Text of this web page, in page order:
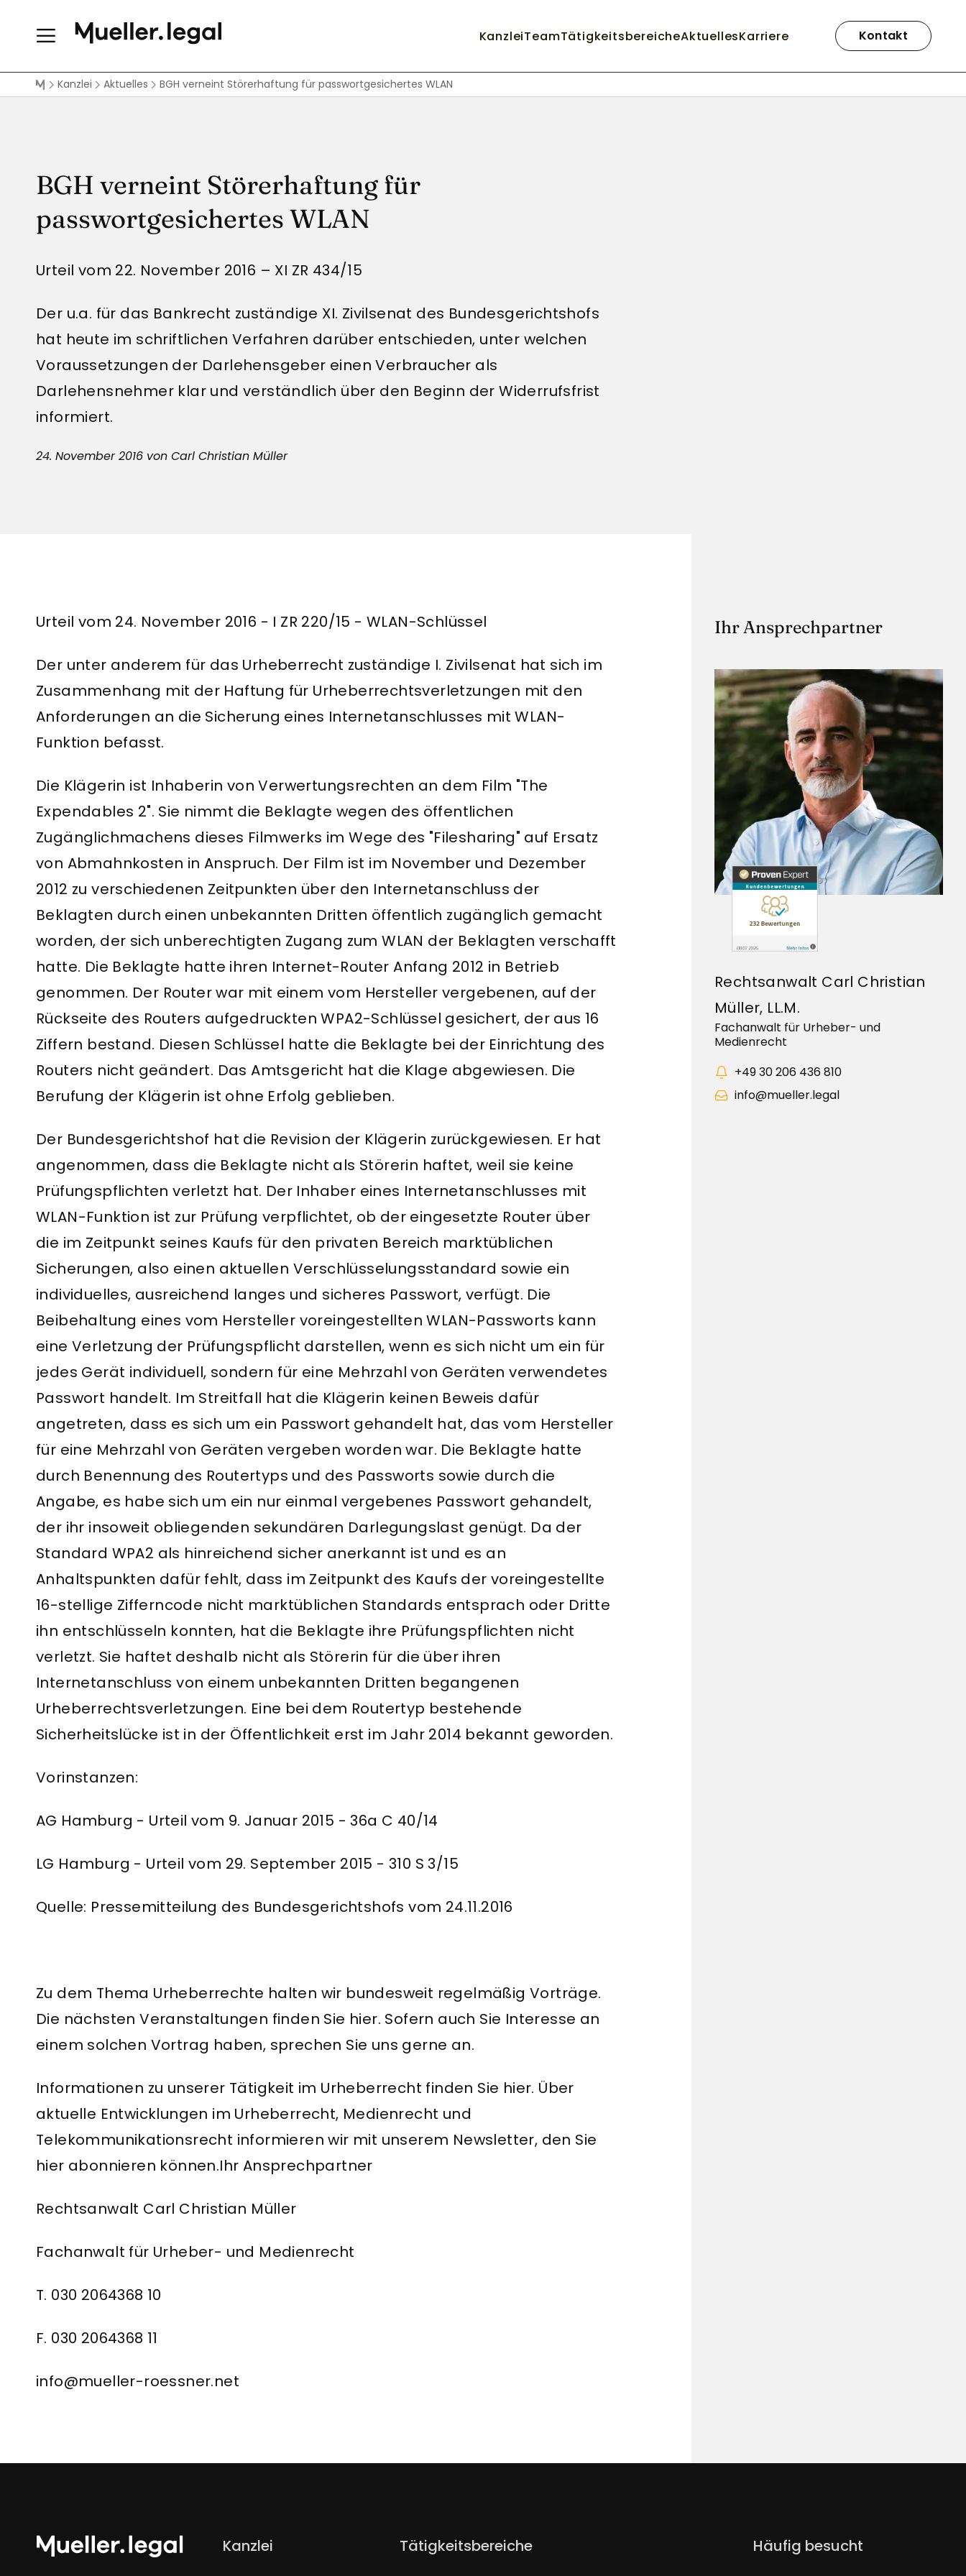
überspringen
KanzleiTeamTätigkeitsbereicheAktuellesKarriere Kontakt
Kanzlei Aktuelles BGH verneint Störerhaftung für passwortgesichertes WLAN
BGH verneint Störerhaftung für
passwortgesichertes WLAN
Urteil vom 22. November 2016 – XI ZR 434/15
Der u.a. für das Bankrecht zuständige XI. Zivilsenat des Bundesgerichtshofs
hat heute im schriftlichen Verfahren darüber entschieden, unter welchen
Voraussetzungen der Darlehensgeber einen Verbraucher als
Darlehensnehmer klar und verständlich über den Beginn der Widerrufsfrist
informiert.
24. November 2016 von Carl Christian Müller
Urteil vom 24. November 2016 - I ZR 220/15 - WLAN-Schlüssel
Der unter anderem für das Urheberrecht zuständige I. Zivilsenat hat sich im
Zusammenhang mit der Haftung für Urheberrechtsverletzungen mit den
Anforderungen an die Sicherung eines Internetanschlusses mit WLAN-
Funktion befasst.
Die Klägerin ist Inhaberin von Verwertungsrechten an dem Film "The
Expendables 2". Sie nimmt die Beklagte wegen des öffentlichen
Zugänglichmachens dieses Filmwerks im Wege des "Filesharing" auf Ersatz
von Abmahnkosten in Anspruch. Der Film ist im November und Dezember
2012 zu verschiedenen Zeitpunkten über den Internetanschluss der
Beklagten durch einen unbekannten Dritten öffentlich zugänglich gemacht
worden, der sich unberechtigten Zugang zum WLAN der Beklagten verschafft
hatte. Die Beklagte hatte ihren Internet-Router Anfang 2012 in Betrieb
genommen. Der Router war mit einem vom Hersteller vergebenen, auf der
Rückseite des Routers aufgedruckten WPA2-Schlüssel gesichert, der aus 16
Ziffern bestand. Diesen Schlüssel hatte die Beklagte bei der Einrichtung des
Routers nicht geändert. Das Amtsgericht hat die Klage abgewiesen. Die
Berufung der Klägerin ist ohne Erfolg geblieben.
Der Bundesgerichtshof hat die Revision der Klägerin zurückgewiesen. Er hat
angenommen, dass die Beklagte nicht als Störerin haftet, weil sie keine
Prüfungspflichten verletzt hat. Der Inhaber eines Internetanschlusses mit
WLAN-Funktion ist zur Prüfung verpflichtet, ob der eingesetzte Router über
die im Zeitpunkt seines Kaufs für den privaten Bereich marktüblichen
Sicherungen, also einen aktuellen Verschlüsselungsstandard sowie ein
individuelles, ausreichend langes und sicheres Passwort, verfügt. Die
Beibehaltung eines vom Hersteller voreingestellten WLAN-Passworts kann
eine Verletzung der Prüfungspflicht darstellen, wenn es sich nicht um ein für
jedes Gerät individuell, sondern für eine Mehrzahl von Geräten verwendetes
Passwort handelt. Im Streitfall hat die Klägerin keinen Beweis dafür
angetreten, dass es sich um ein Passwort gehandelt hat, das vom Hersteller
für eine Mehrzahl von Geräten vergeben worden war. Die Beklagte hatte
durch Benennung des Routertyps und des Passworts sowie durch die
Angabe, es habe sich um ein nur einmal vergebenes Passwort gehandelt,
der ihr insoweit obliegenden sekundären Darlegungslast genügt. Da der
Standard WPA2 als hinreichend sicher anerkannt ist und es an
Anhaltspunkten dafür fehlt, dass im Zeitpunkt des Kaufs der voreingestellte
16-stellige Zifferncode nicht marktüblichen Standards entsprach oder Dritte
ihn entschlüsseln konnten, hat die Beklagte ihre Prüfungspflichten nicht
verletzt. Sie haftet deshalb nicht als Störerin für die über ihren
Internetanschluss von einem unbekannten Dritten begangenen
Urheberrechtsverletzungen. Eine bei dem Routertyp bestehende
Sicherheitslücke ist in der Öffentlichkeit erst im Jahr 2014 bekannt geworden.
Vorinstanzen:
AG Hamburg - Urteil vom 9. Januar 2015 - 36a C 40/14
LG Hamburg - Urteil vom 29. September 2015 - 310 S 3/15
Quelle: Pressemitteilung des Bundesgerichtshofs vom 24.11.2016
Zu dem Thema Urheberrechte halten wir bundesweit regelmäßig Vorträge.
Die nächsten Veranstaltungen finden Sie hier. Sofern auch Sie Interesse an
einem solchen Vortrag haben, sprechen Sie uns gerne an.
Informationen zu unserer Tätigkeit im Urheberrecht finden Sie hier. Über
aktuelle Entwicklungen im Urheberrecht, Medienrecht und
Telekommunikationsrecht informieren wir mit unserem Newsletter, den Sie
hier abonnieren können.Ihr Ansprechpartner
Rechtsanwalt Carl Christian Müller
Fachanwalt für Urheber- und Medienrecht
T. 030 2064368 10
F. 030 2064368 11
info@mueller-roessner.net
Ihr Ansprechpartner
Rechtsanwalt Carl Christian
Müller, LL.M.
Fachanwalt für Urheber- und
Medienrecht
+49 30 206 436 810
info@mueller.legal
Navigation
Kanzlei
Navigation
überspringen
Tätigkeitsbereiche
Navigation
überspringen
Häufig besucht